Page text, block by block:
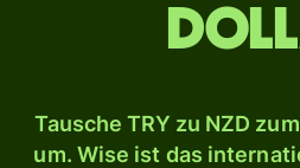
Tausche TRY zu NZD
um. Wise ist das